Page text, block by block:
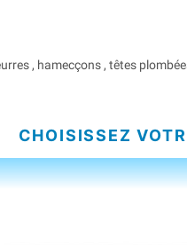
, hamecçons , têtes
CHOISISSEZ